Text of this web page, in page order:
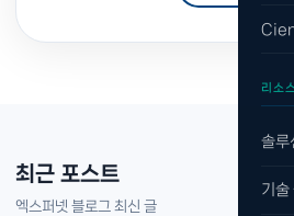
리소스
솔루
기술
최근 포스트
엑스퍼넷 블로그 최신 글